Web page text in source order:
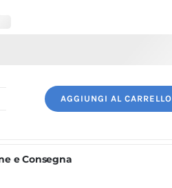
AGGIUNGI AL CARRELLO
e Consegna